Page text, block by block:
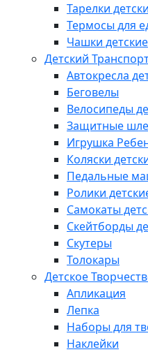
Тарелки
Термосы для
Чашки детские
Детский
Автокресла
Беговелы
Велосипеды
Защитные
Игрушка
Коляски
Педальные
Ролики
Самокаты
Скейтборды
Скутеры
Толокары
Детское
Апликация
Лепка
Наборы для
Наклейки